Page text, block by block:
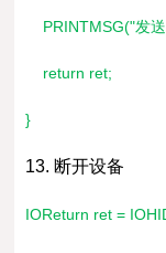
PRINTMSG("发
return ret;
}
13. 断开设备
IOReturn ret =